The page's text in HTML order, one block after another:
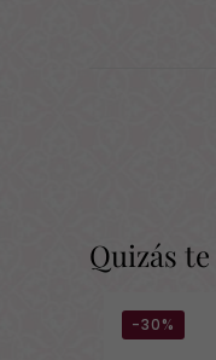
Quizás
-30%